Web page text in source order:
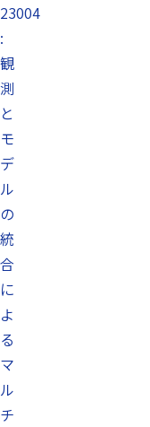
23004
:
観
測
と
モ
デ
ル
の
統
合
に
よ
る
マ
ル
チ